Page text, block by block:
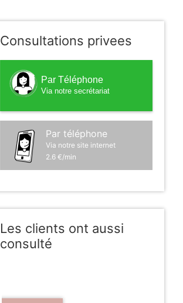
Consultations privees
Par Téléphone
Via notre secrétariat
Par téléphone
Via notre site internet
2.6 €/min
Les clients ont aussi
consulté